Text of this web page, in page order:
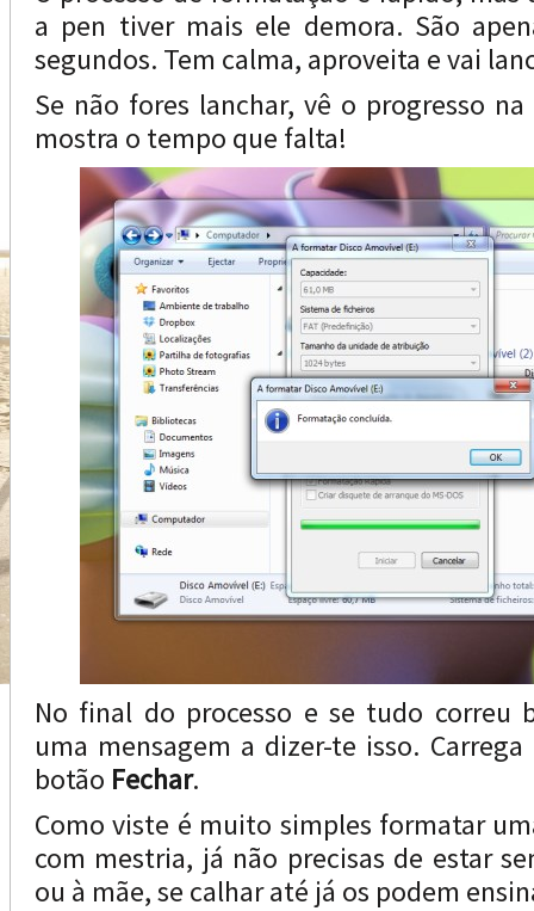
a pen tiver mais ele demora. São
segundos. Tem calma, aproveita e vai
Se não fores lanchar, vê o progresso
mostra o tempo que falta!
No final do processo e se tudo correu
uma mensagem a dizer-te isso.
botão Fechar.
Como viste é muito simples formatar
com mestria, já não precisas de estar
ou à mãe, se calhar até já os podem